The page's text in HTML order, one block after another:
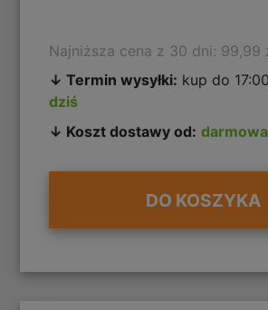
Najniższa cena z 30 dni: 99,99
↓ Termin wysyłki: kup do
dziś
↓ Koszt dostawy od:
DO KOSZYKA